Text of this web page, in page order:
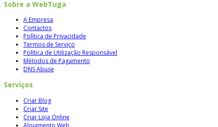
Sobre a WebTuga
A Empresa
Contactos
Política de Privacidade
Termos de Serviço
Política de Utilização Responsável
Métodos de Pagamento
DNS Abuse
Serviços
Criar Blog
Criar Site
Criar Loja Online
Alojamento Web